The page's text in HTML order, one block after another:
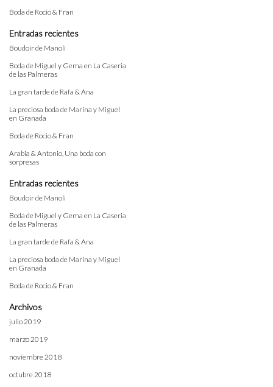
Boda de Rocio & Fran
Entradas recientes
Boudoir de Manoli
Boda de Miguel y Gema en La Caseria
de las Palmeras
La gran tarde de Rafa & Ana
La preciosa boda de Marina y Miguel
en Granada
Boda de Rocio & Fran
Arabia & Antonio, Una boda con
sorpresas
Entradas recientes
Boudoir de Manoli
Boda de Miguel y Gema en La Caseria
de las Palmeras
La gran tarde de Rafa & Ana
La preciosa boda de Marina y Miguel
en Granada
Boda de Rocio & Fran
Archivos
julio 2019
marzo 2019
noviembre 2018
octubre 2018